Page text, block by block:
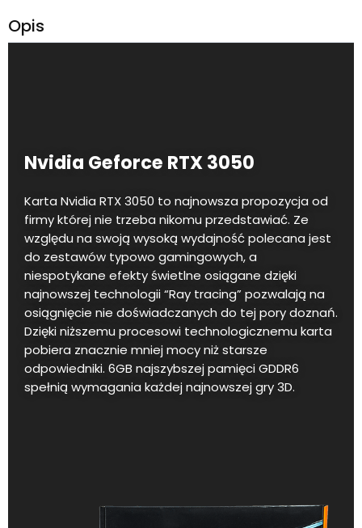
Opis
Nvidia Geforce RTX 3050
Karta Nvidia RTX 3050 to najnowsza propozycja od
firmy której nie trzeba nikomu przedstawiać. Ze
względu na swoją wysoką wydajność polecana jest
do zestawów typowo gamingowych, a
niespotykane efekty świetlne osiągane dzięki
najnowszej technologii “Ray tracing” pozwalają na
osiągnięcie nie doświadczanych do tej pory doznań.
Dzięki niższemu procesowi technologicznemu karta
pobiera znacznie mniej mocy niż starsze
odpowiedniki. 6GB najszybszej pamięci GDDR6
spełnią wymagania każdej najnowszej gry 3D.